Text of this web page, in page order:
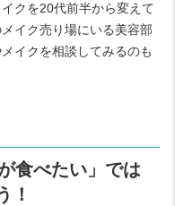
クを20代前半から変えて
イク売り場にいる美容部
イクを相談してみるのも
食べたい」では
！